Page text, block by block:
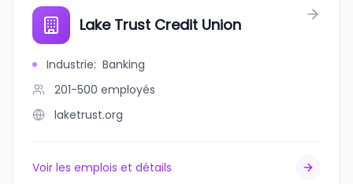
Lake Trust Credit Union
Industrie: Banking
201-500 employés
laketrust.org
Voir les emplois et détails